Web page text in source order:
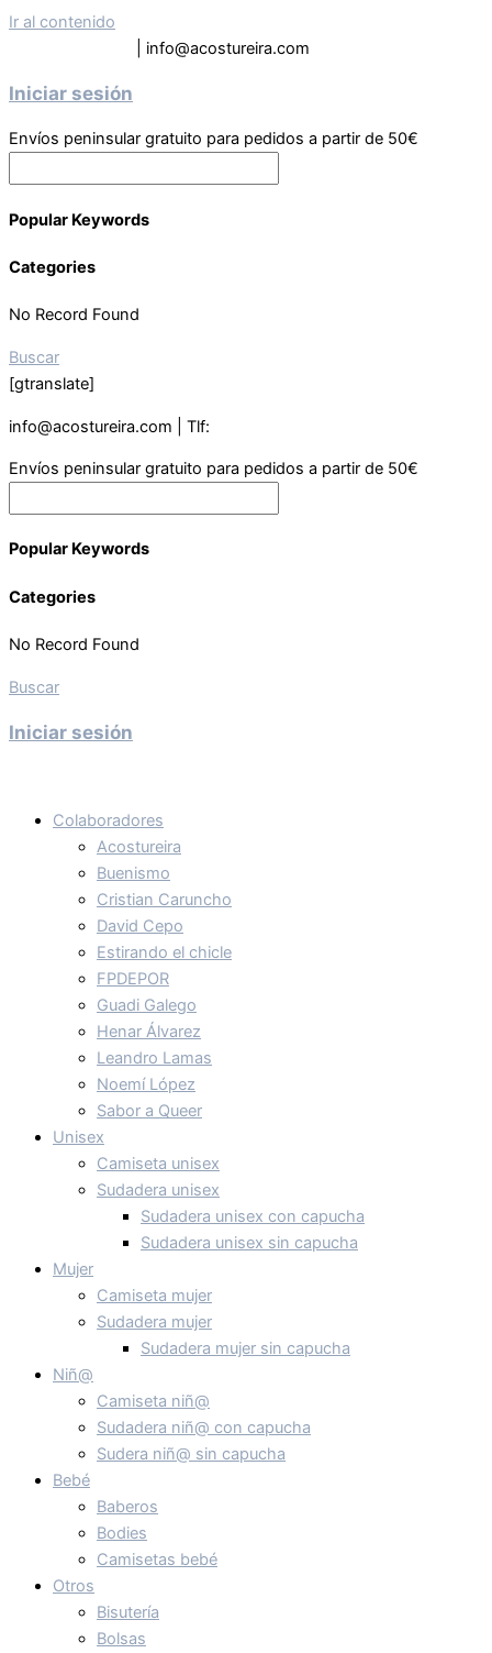
Ir al contenido
| info@acostureira.com
Iniciar sesión
Envíos peninsular gratuito para pedidos a partir de 50€
Popular Keywords
Categories
No Record Found
Buscar
[gtranslate]
info@acostureira.com | Tlf:
Envíos peninsular gratuito para pedidos a partir de 50€
Popular Keywords
Categories
No Record Found
Buscar
Iniciar sesión
Colaboradores
Acostureira
Buenismo
Cristian Caruncho
David Cepo
Estirando el chicle
FPDEPOR
Guadi Galego
Henar Álvarez
Leandro Lamas
Noemí López
Sabor a Queer
Unisex
Camiseta unisex
Sudadera unisex
Sudadera unisex con capucha
Sudadera unisex sin capucha
Mujer
Camiseta mujer
Sudadera mujer
Sudadera mujer sin capucha
Niñ@
Camiseta niñ@
Sudadera niñ@ con capucha
Sudera niñ@ sin capucha
Bebé
Baberos
Bodies
Camisetas bebé
Otros
Bisutería
Bolsas